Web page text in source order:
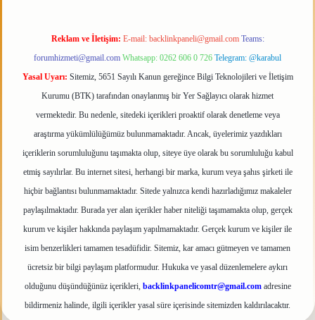
Reklam ve İletişim: E-mail: backlinkpaneli@gmail.com Teams:
forumhizmeti@gmail.com Whatsapp: 0262 606 0 726 Telegram: @karabul
Yasal Uyarı: Sitemiz, 5651 Sayılı Kanun gereğince Bilgi Teknolojileri ve İletişim
Kurumu (BTK) tarafından onaylanmış bir Yer Sağlayıcı olarak hizmet
vermektedir. Bu nedenle, sitedeki içerikleri proaktif olarak denetleme veya
araştırma yükümlülüğümüz bulunmamaktadır. Ancak, üyelerimiz yazdıkları
içeriklerin sorumluluğunu taşımakta olup, siteye üye olarak bu sorumluluğu kabul
etmiş sayılırlar. Bu internet sitesi, herhangi bir marka, kurum veya şahıs şirketi ile
hiçbir bağlantısı bulunmamaktadır. Sitede yalnızca kendi hazırladığımız makaleler
paylaşılmaktadır. Burada yer alan içerikler haber niteliği taşımamakta olup, gerçek
kurum ve kişiler hakkında paylaşım yapılmamaktadır. Gerçek kurum ve kişiler ile
isim benzerlikleri tamamen tesadüfidir. Sitemiz, kar amacı gütmeyen ve tamamen
ücretsiz bir bilgi paylaşım platformudur. Hukuka ve yasal düzenlemelere aykırı
olduğunu düşündüğünüz içerikleri, backlinkpanelicomtr@gmail.comadresine
bildirmeniz halinde, ilgili içerikler yasal süre içerisinde sitemizden kaldırılacaktır.